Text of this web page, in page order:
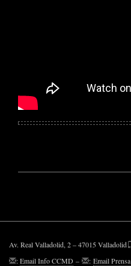
Av. Real Valladolid, 2 – 47015 Valladolid
:Email Info CCMD – : Email Prensa